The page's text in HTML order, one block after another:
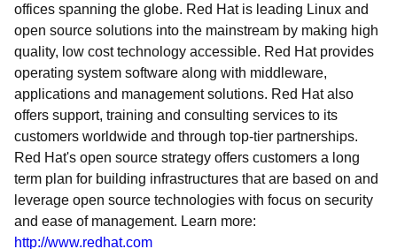
offices spanning the globe. Red Hat is leading Linux and
open source solutions into the mainstream by making high
quality, low cost technology accessible. Red Hat provides
operating system software along with middleware,
applications and management solutions. Red Hat also
offers support, training and consulting services to its
customers worldwide and through top-tier partnerships.
Red Hat's open source strategy offers customers a long
term plan for building infrastructures that are based on and
leverage open source technologies with focus on security
and ease of management. Learn more:
http://www.redhat.com